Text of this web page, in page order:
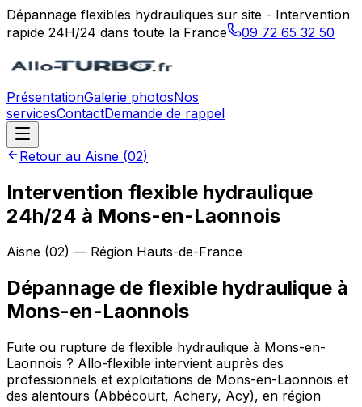
Dépannage flexibles hydrauliques sur site - Intervention
rapide 24H/24 dans toute la France
09 72 65 32 50
PrésentationGalerie photosNos
servicesContactDemande de rappel
Retour au Aisne (02)
Intervention flexible hydraulique
24h/24 à Mons-en-Laonnois
Aisne (02) — Région Hauts-de-France
Dépannage de flexible hydraulique à
Mons-en-Laonnois
Fuite ou rupture de flexible hydraulique à Mons-en-
Laonnois ? Allo-flexible intervient auprès des
professionnels et exploitations de Mons-en-Laonnois et
des alentours (Abbécourt, Achery, Acy), en région